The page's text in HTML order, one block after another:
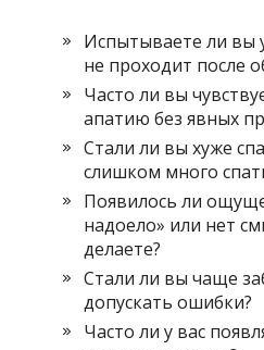
Испытываете ли вы
не проходит после
Часто ли вы
апатию без явных
Стали ли вы хуже
слишком много
Появилось ли
надоело» или нет
делаете?
Стали ли вы чаще
допускать ошибки?
Часто ли у вас